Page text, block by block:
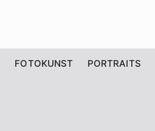
FOTOKUNST PORTRAITS